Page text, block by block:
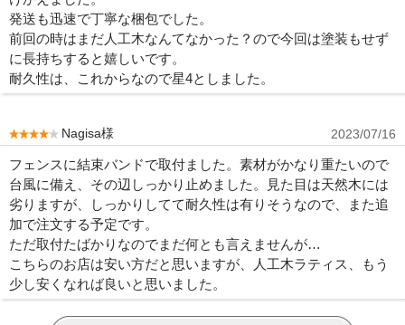
発送も迅速で丁寧な梱包でした。
前回の時はまだ人工木なんてなかった？ので今回は塗装もせず
に長持ちすると嬉しいです。
耐久性は、これからなので星4としました。
Nagisa様 2023/07/16
フェンスに結束バンドで取付ました。素材がかなり重たいので
台風に備え、その辺しっかり止めました。見た目は天然木には
劣りますが、しっかりしてて耐久性は有りそうなので、また追
加で注文する予定です。
ただ取付たばかりなのでまだ何とも言えませんが…
こちらのお店は安い方だと思いますが、人工木ラティス、もう
少し安くなれば良いと思いました。